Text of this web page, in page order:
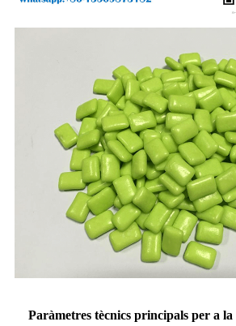
Paràmetres tècnics principals per a